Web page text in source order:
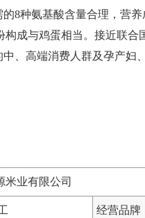
8种氨基酸含量合理，营
构成与鸡蛋相当。接近联
、高端消费人群及孕产妇
米业有限公司
经营品牌